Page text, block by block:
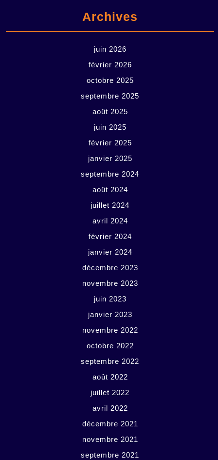
Archives
juin 2026
février 2026
octobre 2025
septembre 2025
août 2025
juin 2025
février 2025
janvier 2025
septembre 2024
août 2024
juillet 2024
avril 2024
février 2024
janvier 2024
décembre 2023
novembre 2023
juin 2023
janvier 2023
novembre 2022
octobre 2022
septembre 2022
août 2022
juillet 2022
avril 2022
décembre 2021
novembre 2021
septembre 2021